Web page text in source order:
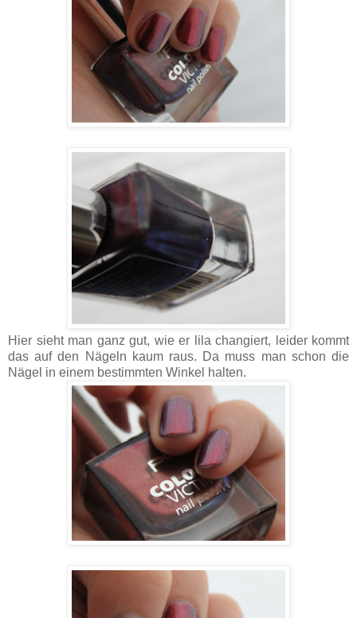
Hier sieht man ganz gut, wie er lila changiert, leider kommt
das auf den Nägeln kaum raus. Da muss man schon die
Nägel in einem bestimmten Winkel halten.